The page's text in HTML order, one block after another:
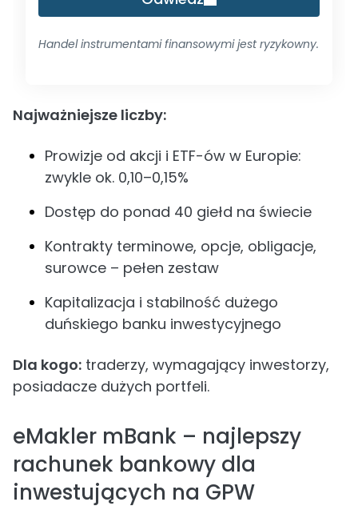
Handel instrumentami finansowymi jest ryzykowny.
Najważniejsze liczby:
Prowizje od akcji i ETF-ów w Europie:
zwykle ok. 0,10–0,15%
Dostęp do ponad 40 giełd na świecie
Kontrakty terminowe, opcje, obligacje,
surowce – pełen zestaw
Kapitalizacja i stabilność dużego
duńskiego banku inwestycyjnego
Dla kogo: traderzy, wymagający inwestorzy,
posiadacze dużych portfeli.
eMakler mBank – najlepszy
rachunek bankowy dla
inwestujących na GPW